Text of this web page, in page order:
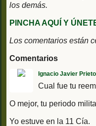
los demás.
PINCHA AQUÍ Y
Los comentarios están
Comentarios
Ignacio Javier
Cual fue tu
O mejor, tu periodo
Yo estuve en la 11 Cía.